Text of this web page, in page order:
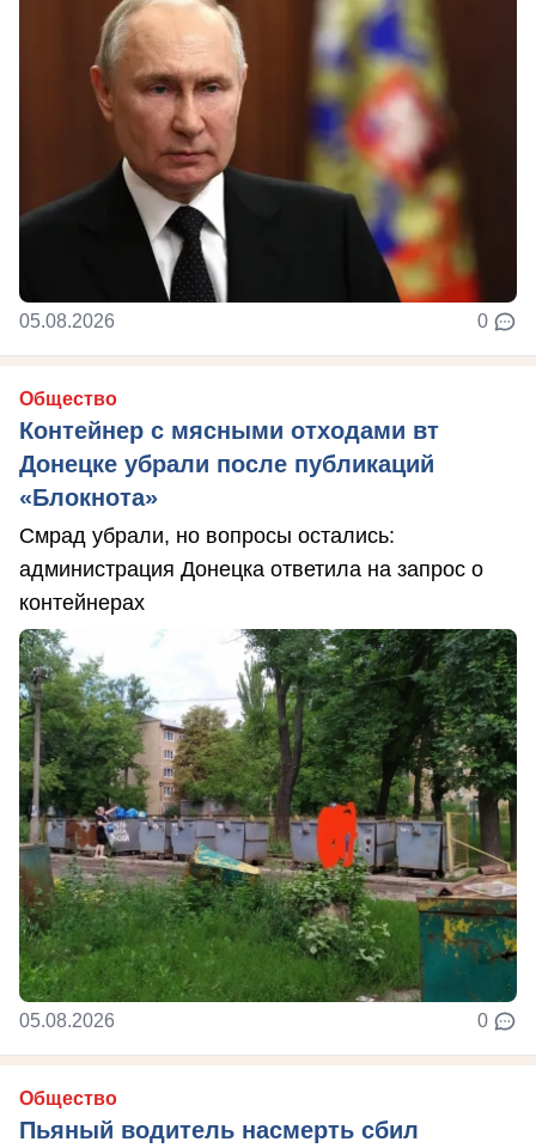
05.08.2026 0
Общество
Контейнер с мясными отходами вт
Донецке убрали после публикаций
«Блокнота»
Смрад убрали, но вопросы остались:
администрация Донецка ответила на запрос о
контейнерах
05.08.2026 0
Общество
Пьяный водитель насмерть сбил